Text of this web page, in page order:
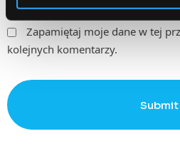
Zapamiętaj moje dane w tej
kolejnych komentarzy.
Submit